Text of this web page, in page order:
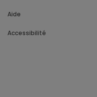
Aide
Accessibilité